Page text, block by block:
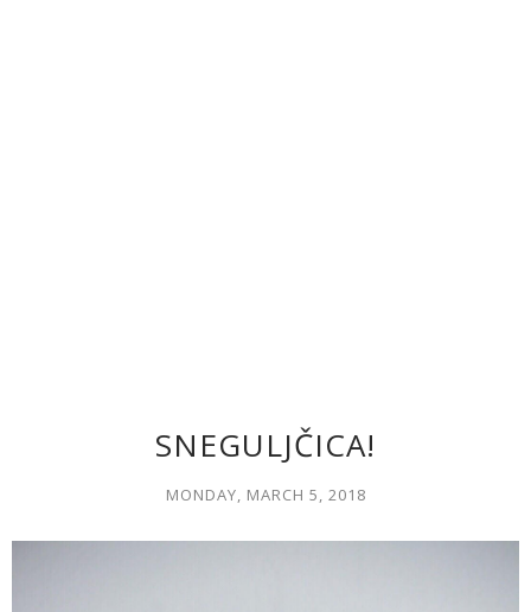
SNEGULJČICA!
MONDAY, MARCH 5, 2018